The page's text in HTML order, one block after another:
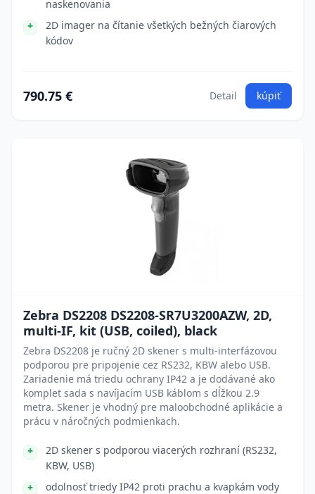
naskenovania
2D imager na čítanie všetkých bežných čiarových
kódov
790.75 € Detail kúpiť
Zebra DS2208 DS2208-SR7U3200AZW, 2D,
multi-IF, kit (USB, coiled), black
Zebra DS2208 je ručný 2D skener s multi-interfázovou
podporou pre pripojenie cez RS232, KBW alebo USB.
Zariadenie má triedu ochrany IP42 a je dodávané ako
komplet sada s navíjacím USB káblom s dĺžkou 2.9
metra. Skener je vhodný pre maloobchodné aplikácie a
prácu v náročných podmienkach.
2D skener s podporou viacerých rozhraní (RS232,
KBW, USB)
odolnosť triedy IP42 proti prachu a kvapkám vody